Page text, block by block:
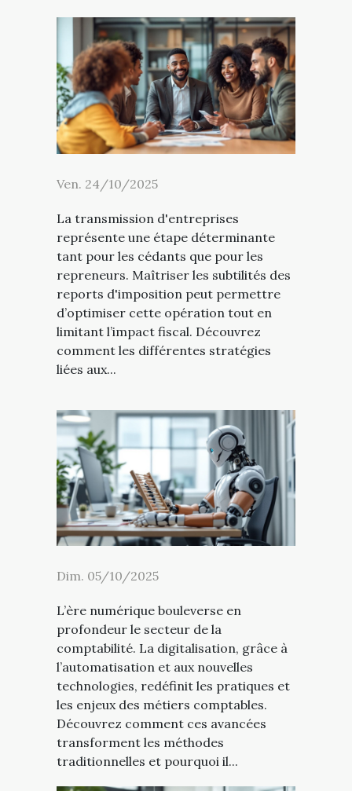
Ven. 24/10/2025
La transmission d'entreprises
représente une étape déterminante
tant pour les cédants que pour les
repreneurs. Maîtriser les subtilités des
reports d'imposition peut permettre
d’optimiser cette opération tout en
limitant l’impact fiscal. Découvrez
comment les différentes stratégies
liées aux...
Dim. 05/10/2025
L’ère numérique bouleverse en
profondeur le secteur de la
comptabilité. La digitalisation, grâce à
l’automatisation et aux nouvelles
technologies, redéfinit les pratiques et
les enjeux des métiers comptables.
Découvrez comment ces avancées
transforment les méthodes
traditionnelles et pourquoi il...